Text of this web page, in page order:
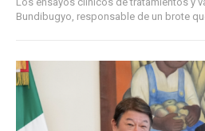
Bundibugyo, responsable de un brote